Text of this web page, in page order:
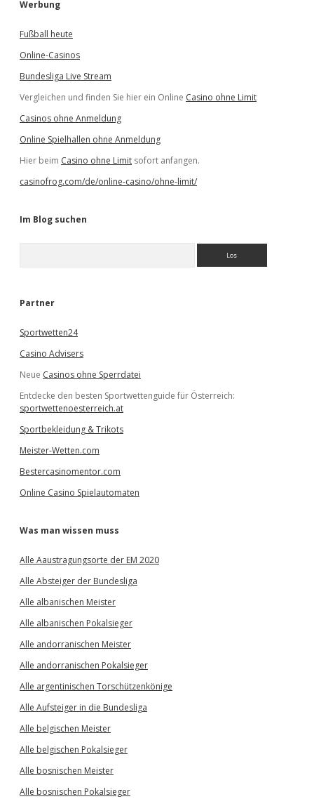
Werbung
Fußball heute
Online-Casinos
Bundesliga Live Stream
Vergleichen und finden Sie hier ein Online Casino ohne Limit
Casinos ohne Anmeldung
Online Spielhallen ohne Anmeldung
Hier beim Casino ohne Limit sofort anfangen.
casinofrog.com/de/online-casino/ohne-limit/
Im Blog suchen
e
Partner
Sportwetten24
Casino Advisers
Neue Casinos ohne Sperrdatei
Entdecke den besten Sportwettenguide für Österreich:
sportwettenoesterreich.at
Sportbekleidung & Trikots
Meister-Wetten.com
Bestercasinomentor.com
Online Casino Spielautomaten
Was man wissen muss
Alle Aaustragungsorte der EM 2020
Alle Absteiger der Bundesliga
Alle albanischen Meister
Alle albanischen Pokalsieger
Alle andorranischen Meister
Alle andorranischen Pokalsieger
Alle argentinischen Torschützenkönige
Alle Aufsteiger in die Bundesliga
Alle belgischen Meister
Alle belgischen Pokalsieger
Alle bosnischen Meister
Alle bosnischen Pokalsieger